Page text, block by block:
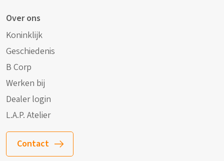
Over ons
Koninklijk
Geschiedenis
B Corp
Werken bij
Dealer login
L.A.P. Atelier
Contact